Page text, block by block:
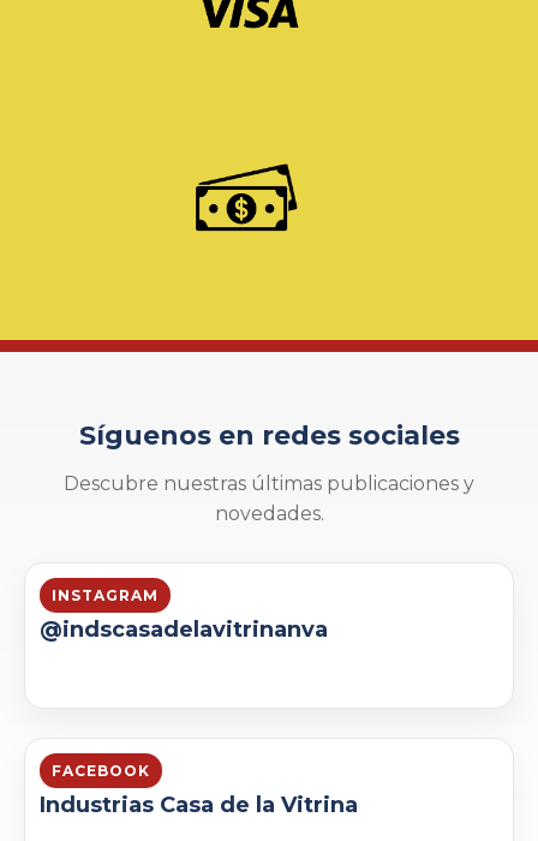
Síguenos en redes sociales
Descubre nuestras últimas publicaciones y
novedades.
INSTAGRAM
@indscasadelavitrinanva
FACEBOOK
Industrias Casa de la Vitrina